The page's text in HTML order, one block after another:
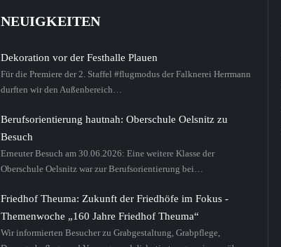
NEUIGKEITEN
Dekoration vor der Festhalle Plauen
Für die Premiere der 2. Staffel #flugmodus der Falknerei Herrmann
durften wir den Außenbereich…
Berufsorientierung hautnah: Oberschule Oelsnitz zu
Besuch
Erneuter Besuch am 30.06.2026: Eine weitere Klasse der
Oberschule Oelsnitz war zur Berufsorientierung bei…
Friedhof Theuma: Zukunft der Friedhöfe im Fokus -
Themenwoche „160 Jahre Friedhof Theuma“
Wir informierten Besucher zu Grabgestaltung, Grabpflege,